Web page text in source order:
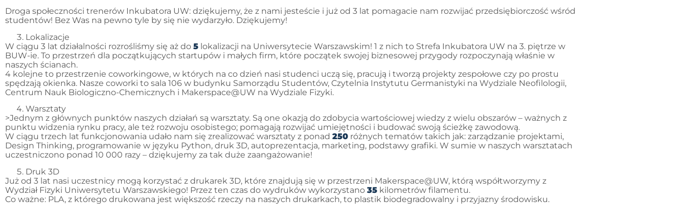
Droga społeczności trenerów Inkubatora UW: dziękujemy, że z nami jesteście i już od 3 lat pomagacie nam rozwijać przedsiębiorczość wśród
studentów! Bez Was na pewno tyle by się nie wydarzyło. Dziękujemy!
Lokalizacje
W ciągu 3 lat działalności rozrośliśmy się aż do 5 lokalizacji na Uniwersytecie Warszawskim! 1 z nich to Strefa Inkubatora UW na 3. piętrze w
BUW-ie. To przestrzeń dla początkujących startupów i małych firm, które początek swojej biznesowej przygody rozpoczynają właśnie w
naszych ścianach.
4 kolejne to przestrzenie coworkingowe, w których na co dzień nasi studenci uczą się, pracują i tworzą projekty zespołowe czy po prostu
spędzają okienka. Nasze coworki to sala 106 w budynku Samorządu Studentów, Czytelnia Instytutu Germanistyki na Wydziale Neofilologii,
Centrum Nauk Biologiczno-Chemicznych i Makerspace@UW na Wydziale Fizyki.
Warsztaty
>Jednym z głównych punktów naszych działań są warsztaty. Są one okazją do zdobycia wartościowej wiedzy z wielu obszarów – ważnych z
punktu widzenia rynku pracy, ale też rozwoju osobistego; pomagają rozwijać umiejętności i budować swoją ścieżkę zawodową.
W ciągu trzech lat funkcjonowania udało nam się zrealizować warsztaty z ponad 250 różnych tematów takich jak: zarządzanie projektami,
Design Thinking, programowanie w języku Python, druk 3D, autoprezentacja, marketing, podstawy grafiki. W sumie w naszych warsztatach
uczestniczono ponad 10 000 razy – dziękujemy za tak duże zaangażowanie!
Druk 3D
Już od 3 lat nasi uczestnicy mogą korzystać z drukarek 3D, które znajdują się w przestrzeni Makerspace@UW, którą współtworzymy z
Wydział Fizyki Uniwersytetu Warszawskiego! Przez ten czas do wydruków wykorzystano 35 kilometrów filamentu.
Co ważne: PLA, z którego drukowana jest większość rzeczy na naszych drukarkach, to plastik biodegradowalny i przyjazny środowisku.